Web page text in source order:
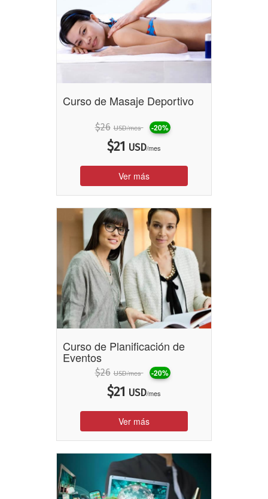
Curso de Masaje Deportivo
$26 USD/mes -20%
$21 USD/mes
Ver más
Curso de Planificación de
Eventos
$26 USD/mes -20%
$21 USD/mes
Ver más